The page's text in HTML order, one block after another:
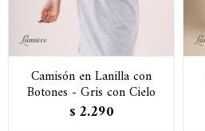
Camisón en Lanilla con
Botones - Gris con Cielo
$ 2.290